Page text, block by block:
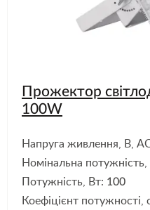
Прожектор
100W
Напруга живлення, В,
Номінальна потужність,
Потужність, Вт: 100
Коефіцієнт потужності,